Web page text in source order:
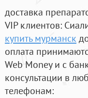
доставка
VIP клиентов:
купить мурманск
оплата
Web Money и с
консультации в
телефонам: